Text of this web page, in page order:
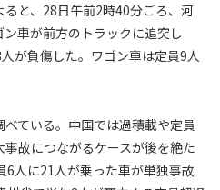
と、28日午前2時40分ごろ、河
車が前方のトラックに追突し
が負傷した。ワゴン車は定員9人
ている。中国では過積載や定員
故につながるケースが後を絶た
6人に21人が乗った車が単独事故